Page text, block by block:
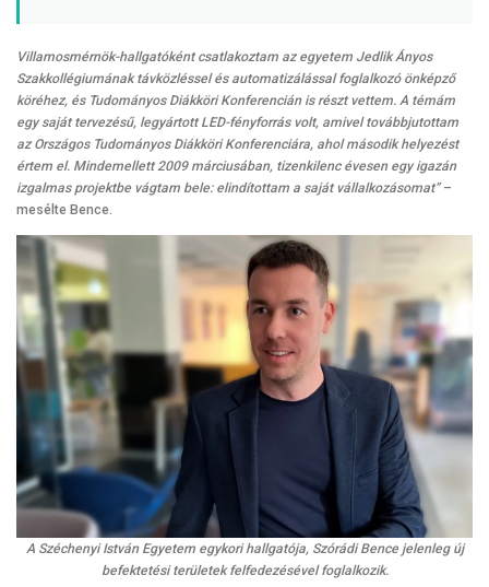
Villamosmérnök-hallgatóként csatlakoztam az egyetem Jedlik Ányos
Szakkollégiumának távközléssel és automatizálással foglalkozó önképző
köréhez, és Tudományos Diákköri Konferencián is részt vettem. A témám
egy saját tervezésű, legyártott LED-fényforrás volt, amivel továbbjutottam
az Országos Tudományos Diákköri Konferenciára, ahol második helyezést
értem el. Mindemellett 2009 márciusában, tizenkilenc évesen egy igazán
izgalmas projektbe vágtam bele: elindítottam a saját vállalkozásomat”–
mesélte Bence.
A Széchenyi István Egyetem egykori hallgatója, Szórádi Bence jelenleg új
befektetési területek felfedezésével foglalkozik.